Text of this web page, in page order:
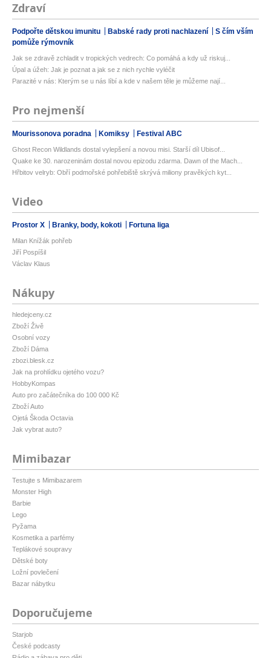
Zdraví
Podpořte dětskou imunitu Babské rady proti nachlazení
S čím vším
pomůže rýmovník
Jak se zdravě zchladit v tropických vedrech: Co pomáhá a kdy už riskuj...
Úpal a úžeh: Jak je poznat a jak se z nich rychle vyléčit
Parazité v nás: Kterým se u nás líbí a kde v našem těle je můžeme nají...
Pro nejmenší
Mourissonova poradna Komiksy Festival ABC
Ghost Recon Wildlands dostal vylepšení a novou misi. Starší díl Ubisof...
Quake ke 30. narozeninám dostal novou epizodu zdarma. Dawn of the Mach...
Hřbitov velryb: Obří podmořské pohřebiště skrývá miliony pravěkých kyt...
Video
Prostor X Branky, body, kokoti Fortuna liga
Milan Knížák pohřeb
Jiří Pospíšil
Václav Klaus
Nákupy
hledejceny.cz
Zboží Živě
Osobní vozy
Zboží Dáma
zbozi.blesk.cz
Jak na prohlídku ojetého vozu?
HobbyKompas
Auto pro začátečníka do 100 000 Kč
Zboží Auto
Ojetá Škoda Octavia
Jak vybrat auto?
Mimibazar
Testujte s Mimibazarem
Monster High
Barbie
Lego
Pyžama
Kosmetika a parfémy
Teplákové soupravy
Dětské boty
Ložní povlečení
Bazar nábytku
Doporučujeme
Starjob
České podcasty